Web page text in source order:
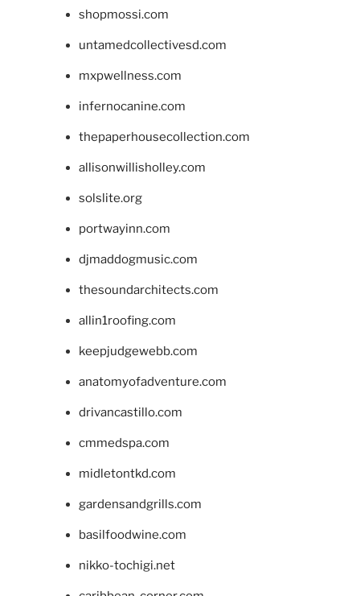
shopmossi.com
untamedcollectivesd.com
mxpwellness.com
infernocanine.com
thepaperhousecollection.com
allisonwillisholley.com
solslite.org
portwayinn.com
djmaddogmusic.com
thesoundarchitects.com
allin1roofing.com
keepjudgewebb.com
anatomyofadventure.com
drivancastillo.com
cmmedspa.com
midletontkd.com
gardensandgrills.com
basilfoodwine.com
nikko-tochigi.net